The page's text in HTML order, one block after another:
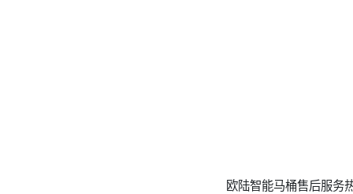
欧陆智能马桶售后服务